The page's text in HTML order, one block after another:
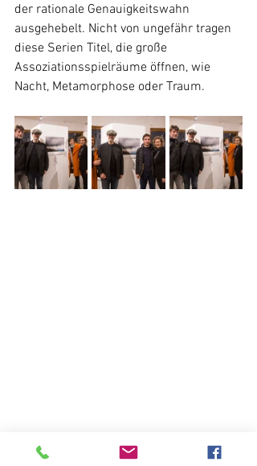
der rationale Genauigkeitswahn
ausgehebelt. Nicht von ungefähr tragen
diese Serien Titel, die große
Assoziationsspielräume öffnen, wie
Nacht, Metamorphose oder Traum.